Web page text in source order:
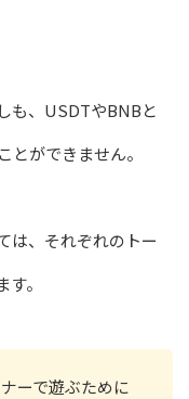
も、USDTやBNBと
とができません。
は、それぞれのトー
。
ーで遊ぶために